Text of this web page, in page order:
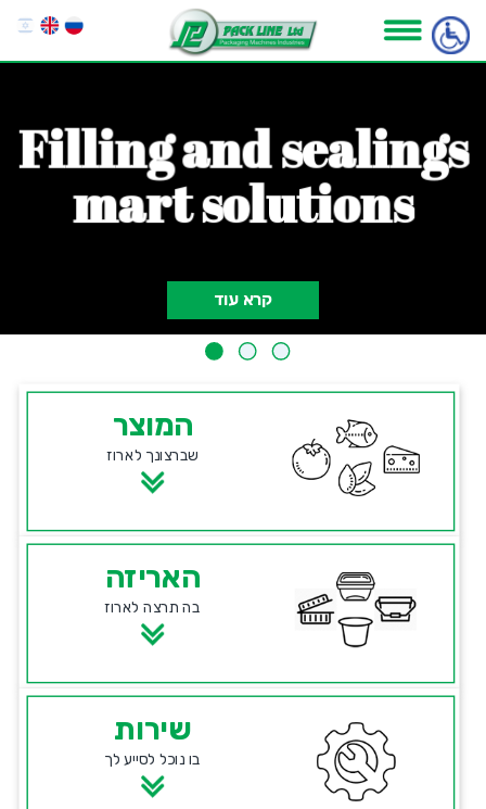
קרא עוד
Fillingandsealings
martsolutions
המוצר
שברצונך לארוז
האריזה
בה תרצה לארוז
שירות
בו נוכל לסייע לך